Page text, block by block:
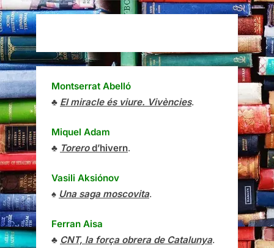
Montserrat Abelló
♣ El miracle és viure. Vivències.
Miquel Adam
♣ Torerod’hivern.
Vasili Aksiónov
♠ Una saga moscovita.
Ferran Aisa
♣ CNT, la força obrera de Catalunya.